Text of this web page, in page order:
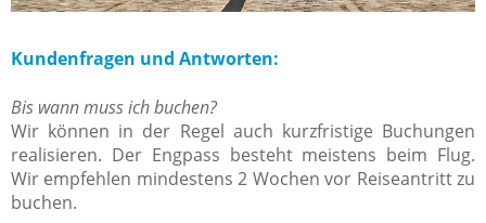
Kundenfragen und Antworten:
Bis wann muss ich buchen?
Wir können in der Regel auch kurzfristige Buchungen
realisieren. Der Engpass besteht meistens beim Flug.
Wir empfehlen mindestens 2 Wochen vor Reiseantritt zu
buchen.